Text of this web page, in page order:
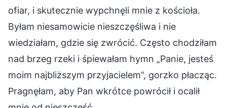
ofiar, i skutecznie wypchnęli mnie z kościoła.
Byłam niesamowicie nieszczęśliwa i nie
wiedziałam, gdzie się zwrócić. Często chodziłam
nad brzeg rzeki i śpiewałam hymn „Panie, jesteś
moim najbliższym przyjacielem”, gorzko płacząc.
Pragnęłam, aby Pan wkrótce powrócił i ocalił